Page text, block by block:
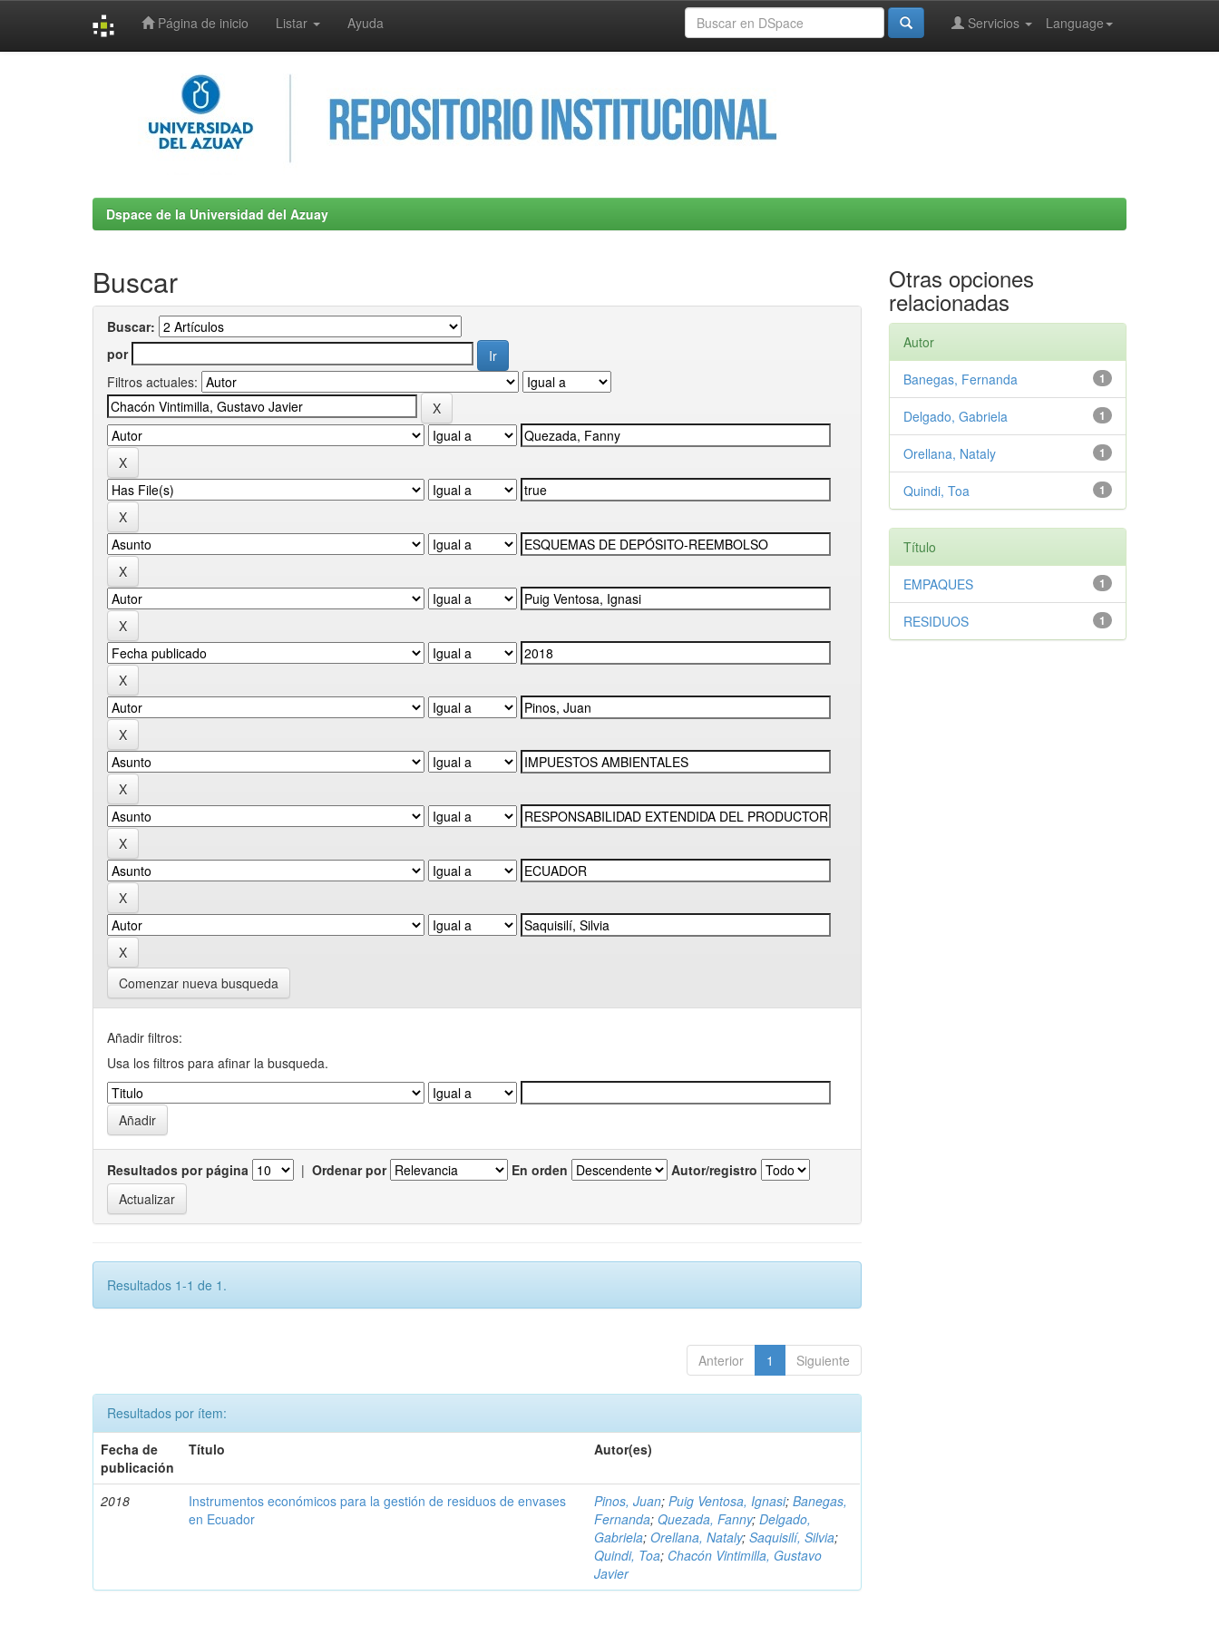
Página de inicio Listar Ayuda Language
Servicios
Dspace de la Universidad del Azuay
Buscar
Buscar:
por
Filtros actuales:
Comenzar nueva busqueda
Añadir filtros:
Usa los filtros para afinar la busqueda.
Resultados por página | Ordenar por En orden Autor/registro
Resultados 1-1 de 1.
Anterior 1 Siguiente
Resultados por ítem:
Fecha de
publicación
Título Autor(es)
2018
Instrumentos económicos para la gestión de residuos de envases
en Ecuador
Pinos, Juan;Puig Ventosa, Ignasi;Banegas,
Fernanda;Quezada, Fanny;Delgado,
Gabriela;Orellana, Nataly;Saquisilí, Silvia;
Quindi, Toa; Chacón Vintimilla, Gustavo
Javier
Otras opciones
relacionadas
Autor
1
Banegas, Fernanda
1
Delgado, Gabriela
1
Orellana, Nataly
1
Quindi, Toa
Título
1
EMPAQUES
1
RESIDUOS